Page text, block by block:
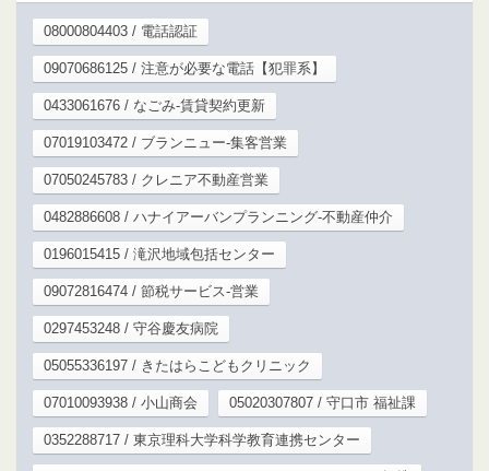
08000804403 / 電話認証
09070686125 / 注意が必要な電話【犯罪系】
0433061676 / なごみ-賃貸契約更新
07019103472 / ブランニュー-集客営業
07050245783 / クレニア不動産営業
0482886608 / ハナイアーバンプランニング-不動産仲介
0196015415 / 滝沢地域包括センター
09072816474 / 節税サービス-営業
0297453248 / 守谷慶友病院
05055336197 / きたはらこどもクリニック
07010093938 / 小山商会 05020307807 / 守口市 福祉課
0352288717 / 東京理科大学科学教育連携センター